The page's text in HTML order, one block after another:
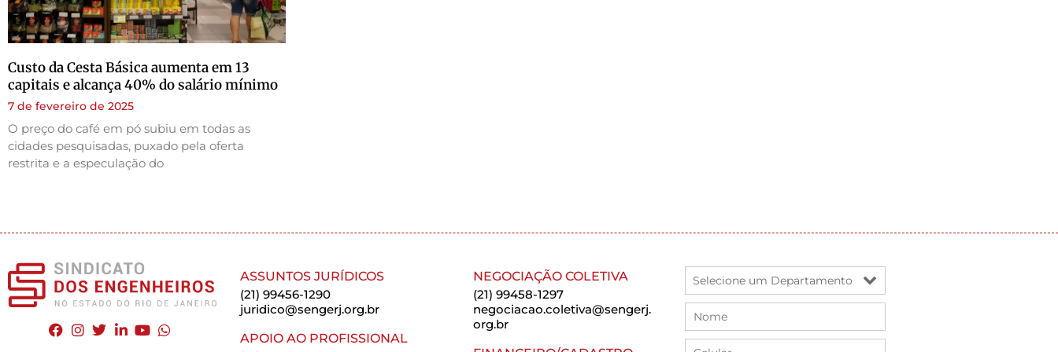
Custo da Cesta Básica aumenta em 13
capitais e alcança 40% do salário mínimo
7 de fevereiro de 2025
O preço do café em pó subiu em todas as
cidades pesquisadas, puxado pela oferta
restrita e a especulação do
ASSUNTOS JURÍDICOS
(21) 99456-1290
juridico@sengerj.org.br
APOIO AO PROFISSIONAL
NEGOCIAÇÃO COLETIVA
(21) 99458-1297
negociacao.coletiva@sengerj.
org.br